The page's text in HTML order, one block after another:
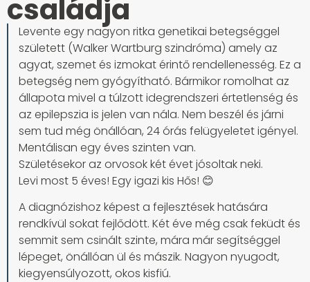
családja
Levente egy nagyon ritka genetikai betegséggel
született (Walker Wartburg szindróma) amely az
agyat, szemet és izmokat érintő rendellenesség. Ez a
betegség nem gyógyítható. Bármikor romolhat az
állapota mivel a túlzott idegrendszeri értetlenség és
az epilepszia is jelen van nála. Nem beszél és járni
sem tud még önállóan, 24 órás felügyeletet igényel.
Mentálisan egy éves szinten van.
Születésekor az orvosok két évet jósoltak neki.
Levi most 5 éves! Egy igazi kis Hős! 😊
A diagnózishoz képest a fejlesztések hatására
rendkívül sokat fejlődött. Két éve még csak feküdt és
semmit sem csinált szinte, mára már segítséggel
lépeget, önállóan ül és mászik. Nagyon nyugodt,
kiegyensúlyozott, okos kisfiú.